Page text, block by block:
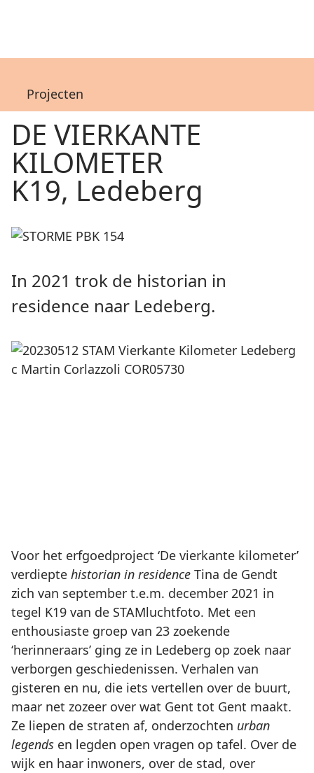
Projecten
DE VIERKANTE
KILOMETER
K19, Ledeberg
In 2021 trok de historian in
residence naar Ledeberg.
Voor het erfgoedproject ‘De vierkante kilometer’
verdiepte historian in residence Tina de Gendt
zich van september t.e.m. december 2021 in
tegel K19 van de STAMluchtfoto. Met een
enthousiaste groep van 23 zoekende
‘herinneraars’ ging ze in Ledeberg op zoek naar
verborgen geschiedenissen. Verhalen van
gisteren en nu, die iets vertellen over de buurt,
maar net zozeer over wat Gent tot Gent maakt.
Ze liepen de straten af, onderzochten urban
legends en legden open vragen op tafel. Over de
wijk en haar inwoners, over de stad, over